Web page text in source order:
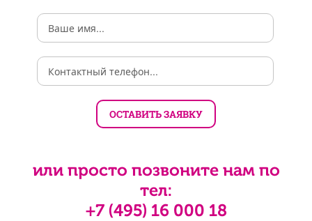
или просто позвоните нам по
тел:
+7 (495) 16 000 18